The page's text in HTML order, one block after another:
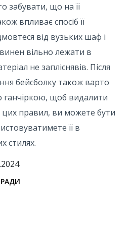
забувати, що на її
впливає спосіб її
від вузьких шаф і
вільно лежати в
не запліснявів. Після
бейсболку також варто
щоб видалити
правил, ви можете бути
її в
стилях.